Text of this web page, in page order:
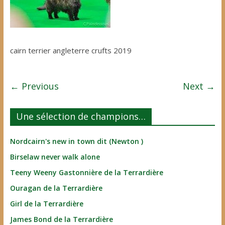
cairn terrier angleterre crufts 2019
← Previous Next →
Une sélection de champions…
Nordcairn's new in town dit (Newton )
Birselaw never walk alone
Teeny Weeny Gastonnière de la Terrardière
Ouragan de la Terrardière
Girl de la Terrardière
James Bond de la Terrardière